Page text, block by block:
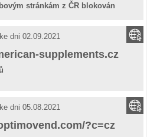
stránkám z ČR blokován
dni 02.09.2021
supplements.cz
dni 05.08.2021
?c=cz